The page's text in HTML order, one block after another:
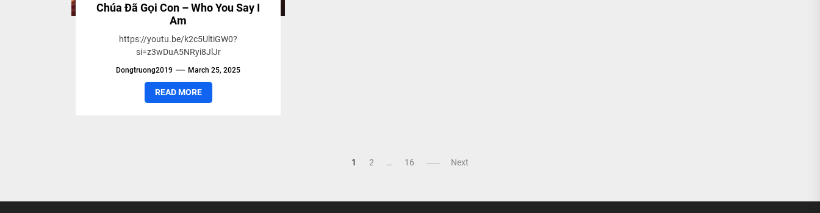
Chúa Đã Gọi Con – Who You Say I
Am
https://youtu.be/k2c5UltiGW0?
si=z3wDuA5NRyi8JlJr
Dongtruong2019 March 25, 2025
READ MORE
1 2 … 16 Next